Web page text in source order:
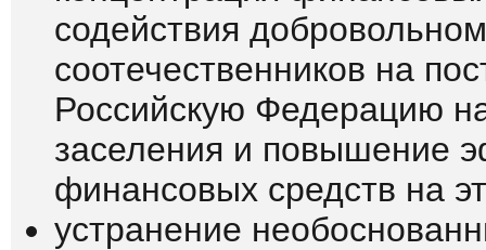
содействия
соотечественников на
Российскую Федерацию
заселения и повышение
финансовых средств на
устранение